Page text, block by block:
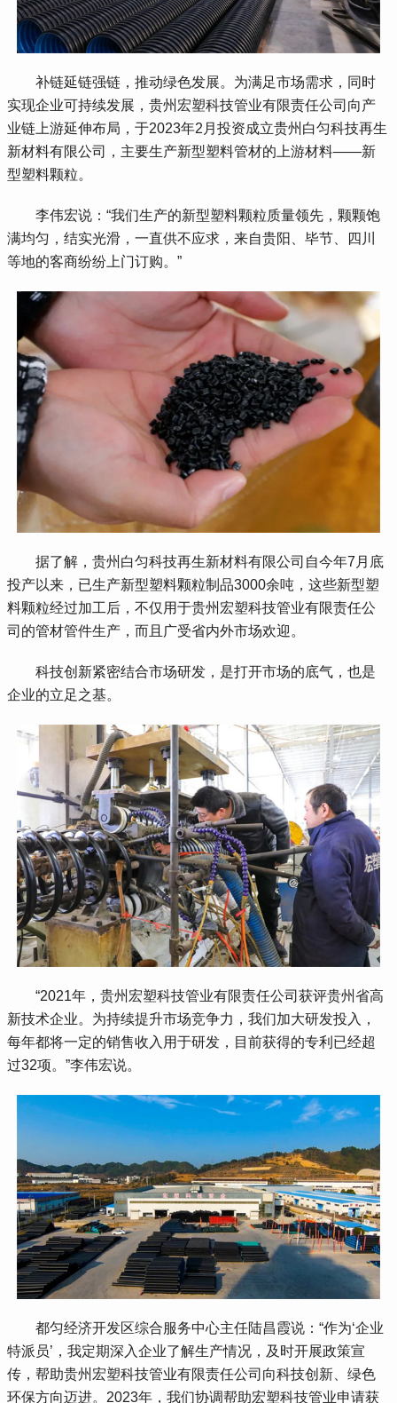
补链延链强链，推动绿色发展。为满足市场需求，同时
实现企业可持续发展，贵州宏塑科技管业有限责任公司向产
业链上游延伸布局，于2023年2月投资成立贵州白匀科技再生
新材料有限公司，主要生产新型塑料管材的上游材料——新
型塑料颗粒。
李伟宏说：“我们生产的新型塑料颗粒质量领先，颗颗饱
满均匀，结实光滑，一直供不应求，来自贵阳、毕节、四川
等地的客商纷纷上门订购。”
据了解，贵州白匀科技再生新材料有限公司自今年7月底
投产以来，已生产新型塑料颗粒制品3000余吨，这些新型塑
料颗粒经过加工后，不仅用于贵州宏塑科技管业有限责任公
司的管材管件生产，而且广受省内外市场欢迎。
科技创新紧密结合市场研发，是打开市场的底气，也是
企业的立足之基。
“2021年，贵州宏塑科技管业有限责任公司获评贵州省高
新技术企业。为持续提升市场竞争力，我们加大研发投入，
每年都将一定的销售收入用于研发，目前获得的专利已经超
过32项。”李伟宏说。
都匀经济开发区综合服务中心主任陆昌霞说：“作为‘企业
特派员’，我定期深入企业了解生产情况，及时开展政策宣
传，帮助贵州宏塑科技管业有限责任公司向科技创新、绿色
环保方向迈进。2023年，我们协调帮助宏塑科技管业申请获